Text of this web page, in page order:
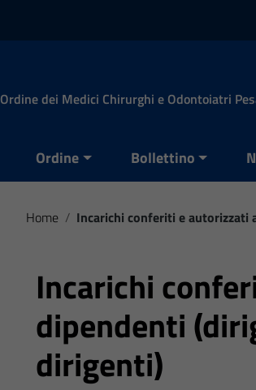
Ordine dei Medici Chirurghi e Odontoiatri
Ordine Bollettino
Home / Incarichi conferiti e
Incarichi
dipendenti
dirigenti)